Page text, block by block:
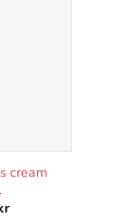
cream